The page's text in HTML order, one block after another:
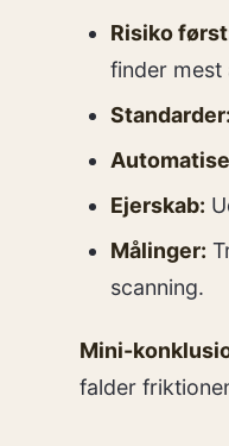
Risiko
finder mest
Standarder:
Ejerskab:
Målinger:
scanning.
Mini-
falder